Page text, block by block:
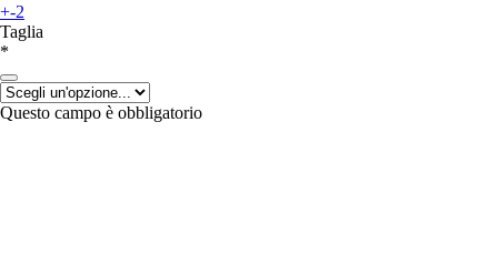
+-2
Taglia
*
Questo campo è obbligatorio